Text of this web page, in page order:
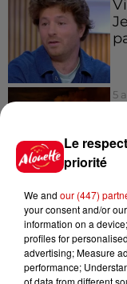
5
5
À
Le
priorité
We and our (447)
your consent and/or
information on a
profiles for
advertising; Measure
performance;
of data from different